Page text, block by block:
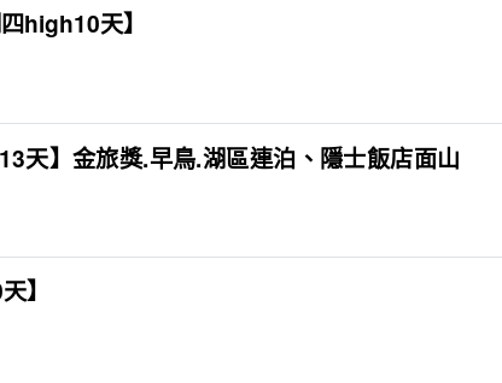
high10天】
天】金旅獎.早鳥.湖區連泊、隱士飯店面山
】